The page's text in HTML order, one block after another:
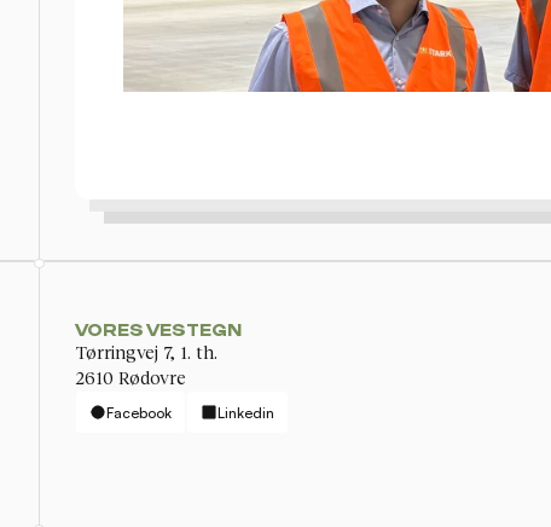
VORES VESTEGN
Tørringvej 7, 1. th.
2610 Rødovre
Facebook Linkedin